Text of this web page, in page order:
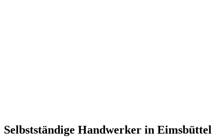
Selbstständige Handwerker in Eimsbüttel